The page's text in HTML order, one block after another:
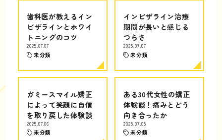
歯科医が教えるイン
ビザラインとホワイ
トニングのコツ
2025.07.07
未分類
インビザライン治療
期間が長いと感じる
つらさ
2025.07.07
未分類
ガミースマイル矯正
によって笑顔に自信
を取り戻した体験談
2025.07.06
未分類
ある30代女性の矯正
体験談！痛みとどう
向き合ったか
2025.07.05
未分類